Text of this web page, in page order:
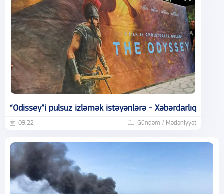
“Odissey”i pulsuz izləmək istəyənlərə - Xəbərdarlıq
09:22 Gündəm / Mədəniyyət